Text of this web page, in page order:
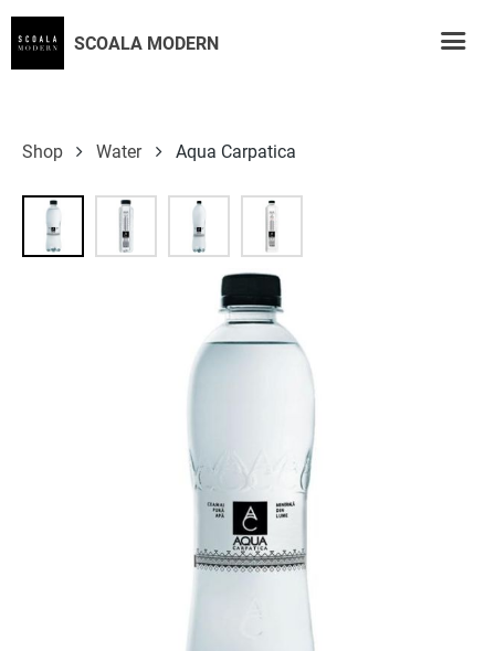
SCOALA MODERN
Shop Water Aqua Carpatica